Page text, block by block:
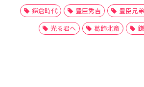
鎌倉時代
豊臣秀吉 豊臣兄
光る君へ
葛飾北斎